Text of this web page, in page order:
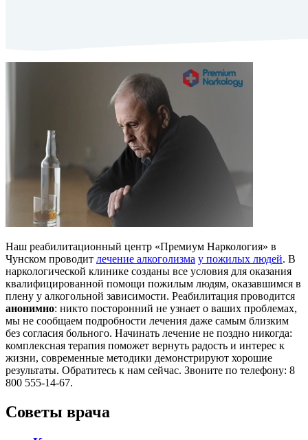
Наш реабилитационный центр «Премиум Наркология» в
Чунском проводит лечение алкоголизма у пожилых людей. В
наркологической клинике созданы все условия для оказания
квалифицированной помощи пожилым людям, оказавшимся в
плену у алкогольной зависимости. Реабилитация проводится
анонимно: никто посторонний не узнает о ваших проблемах,
мы не сообщаем подробности лечения даже самым близким
без согласия больного. Начинать лечение не поздно никогда:
комплексная терапия поможет вернуть радость и интерес к
жизни, современные методики демонстрируют хорошие
результаты. Обратитесь к нам сейчас. Звоните по телефону: 8
800 555-14-67.
Советы врача